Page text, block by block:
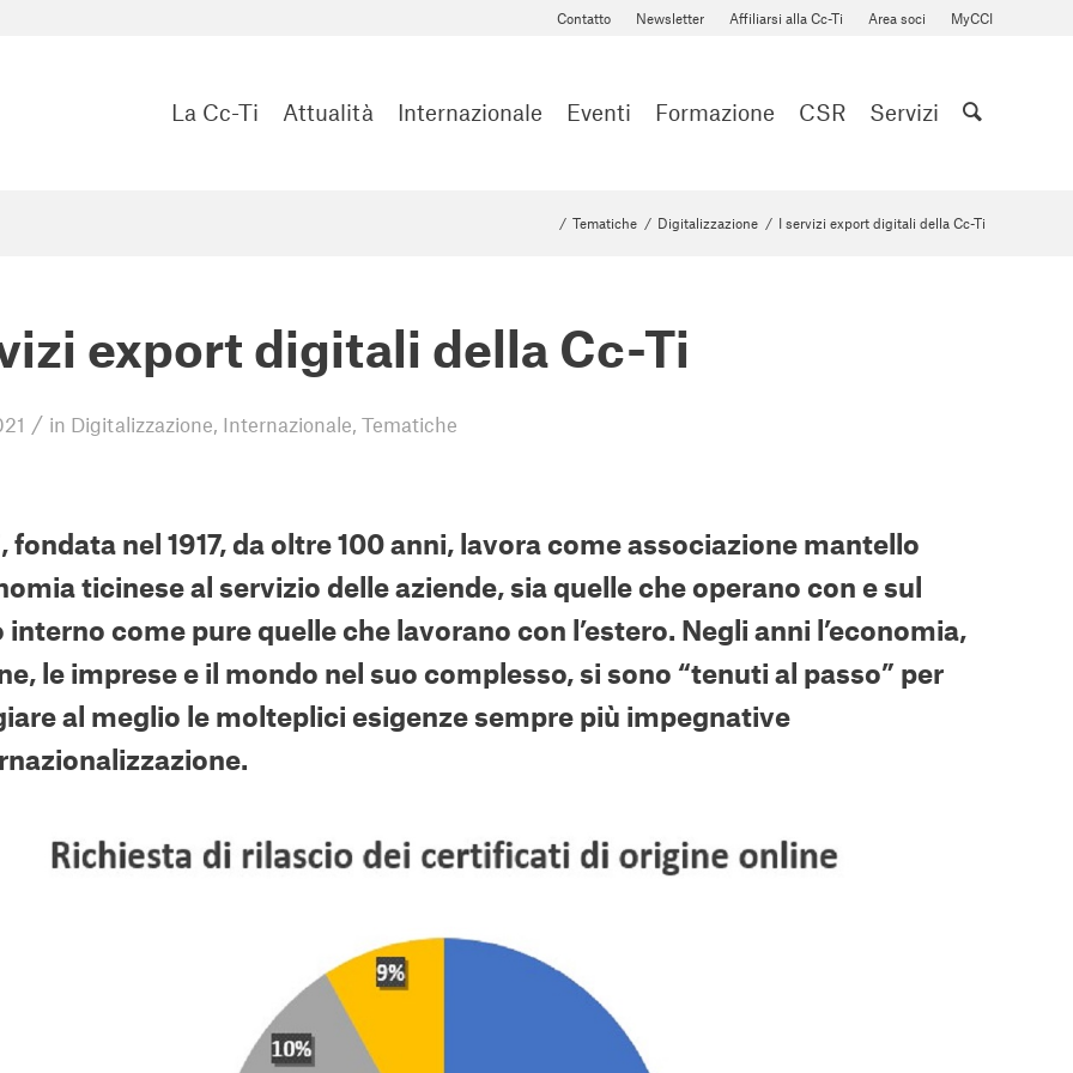
Contatto Newsletter Affiliarsi alla Cc-Ti Area soci MyCCI
La Cc-Ti Attualità Internazionale Eventi Formazione CSR Servizi
/ Tematiche / Digitalizzazione / I servizi export digitali della Cc-Ti
export digitali della Cc-Ti
/ in Digitalizzazione, Internazionale, Tematiche
fondata nel 1917, da oltre 100 anni, lavora come associazione mantello
ticinese al servizio delle aziende, sia quelle che operano con e sul
come pure quelle che lavorano con l’estero. Negli anni l’economia,
le imprese e il mondo nel suo complesso, si sono “tenuti al passo” per
al meglio le molteplici esigenze sempre più impegnative